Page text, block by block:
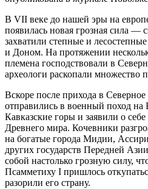
В VII веке до нашей эры на
появилась новая грозная сила —
захватили степные и
и Доном. На протяжении
племена господствовали в
археологи раскопали множество
Вскоре после прихода в
отправились в военный поход на
Кавказские горы и заявили о
Древнего мира. Кочевники
на богатые города Мидии,
других государств Передней
собой настолько грозную силу,
Псамметиху I пришлось
разорили его страну.